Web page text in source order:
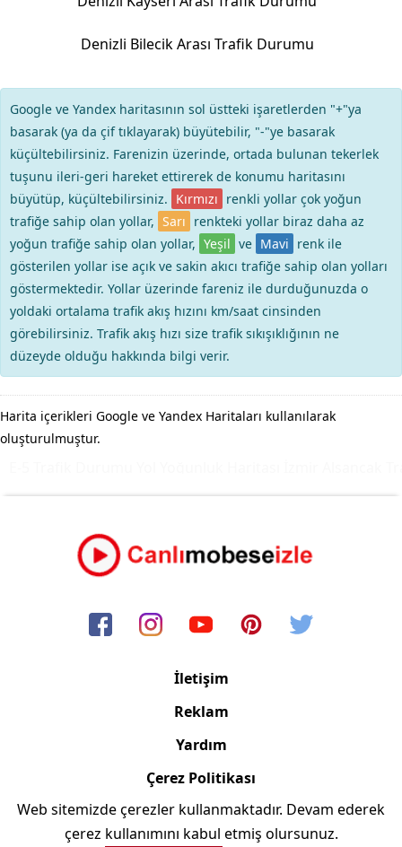
Denizli Bilecik Arası Trafik Durumu
Google ve Yandex haritasının sol üstteki işaretlerden "+"ya
basarak (ya da çif tıklayarak) büyütebilir, "-"ye basarak
küçültebilirsiniz. Farenizin üzerinde, ortada bulunan tekerlek
tuşunu ileri-geri hareket ettirerek de konumu haritasını
büyütüp, küçültebilirsiniz. Kırmızı renkli yollar çok yoğun
trafiğe sahip olan yollar, Sarı renkteki yollar biraz daha az
yoğun trafiğe sahip olan yollar, Yeşil ve Mavi renk ile
gösterilen yollar ise açık ve sakin akıcı trafiğe sahip olan yolları
göstermektedir. Yollar üzerinde fareniz ile durduğunuzda o
yoldaki ortalama trafik akış hızını km/saat cinsinden
görebilirsiniz. Trafik akış hızı size trafik sıkışıklığının ne
düzeyde olduğu hakkında bilgi verir.
Harita içerikleri Google ve Yandex Haritaları kullanılarak
oluşturulmuştur.
İletişim
Reklam
Yardım
Çerez Politikası
Copyright © 2006/2024 Canlimobeseizle.com
Web sitemizde çerezler kullanmaktadır. Devam ederek
çerez kullanımını kabul etmiş olursunuz.